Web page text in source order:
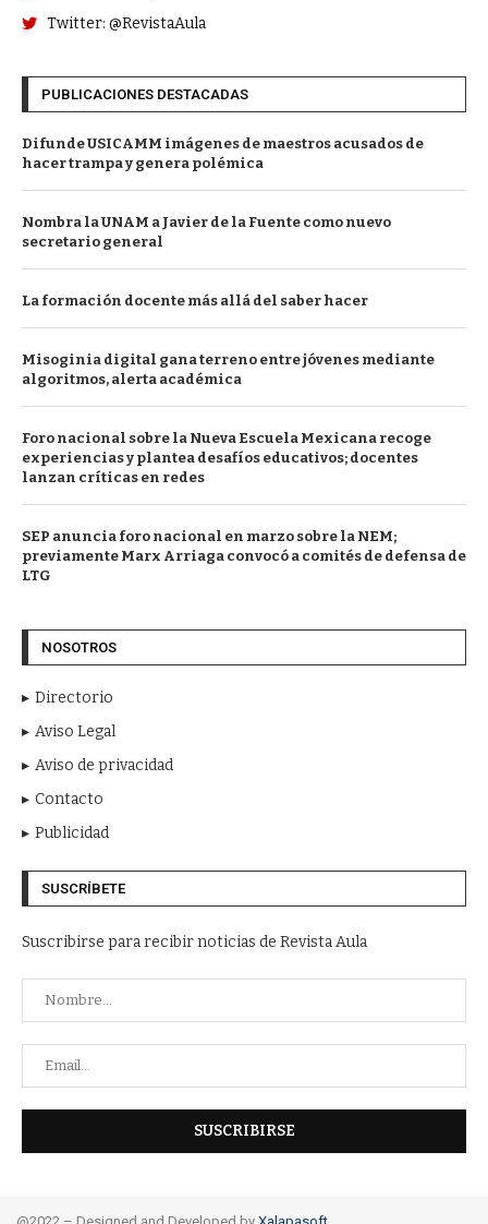
Twitter: @RevistaAula
PUBLICACIONES DESTACADAS
Difunde USICAMM imágenes de maestros acusados de
hacer trampa y genera polémica
Nombra la UNAM a Javier de la Fuente como nuevo
secretario general
La formación docente más allá del saber hacer
Misoginia digital gana terreno entre jóvenes mediante
algoritmos, alerta académica
Foro nacional sobre la Nueva Escuela Mexicana recoge
experiencias y plantea desafíos educativos; docentes
lanzan críticas en redes
SEP anuncia foro nacional en marzo sobre la NEM;
previamente Marx Arriaga convocó a comités de defensa de
LTG
NOSOTROS
Directorio
Aviso Legal
Aviso de privacidad
Contacto
Publicidad
SUSCRÍBETE
Suscribirse para recibir noticias de Revista Aula